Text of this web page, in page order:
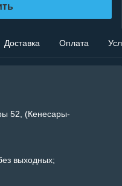
Доставка Оплата
52, (Кенесары-
выходных;